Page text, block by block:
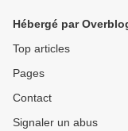
Hébergé par
Top articles
Pages
Contact
Signaler un abus